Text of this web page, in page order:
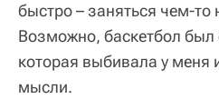
быстро – заняться чем-то
Возможно, баскетбол был
которая выбивала у меня
мысли.